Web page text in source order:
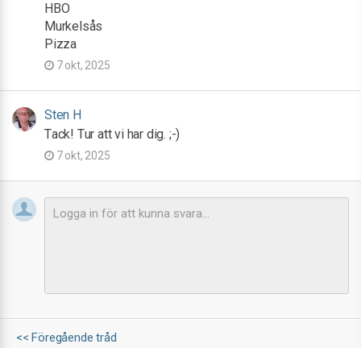
HBO
Murkelsås
Pizza
7 okt, 2025
Sten H
Tack! Tur att vi har dig. ;-)
7 okt, 2025
<< Föregående tråd